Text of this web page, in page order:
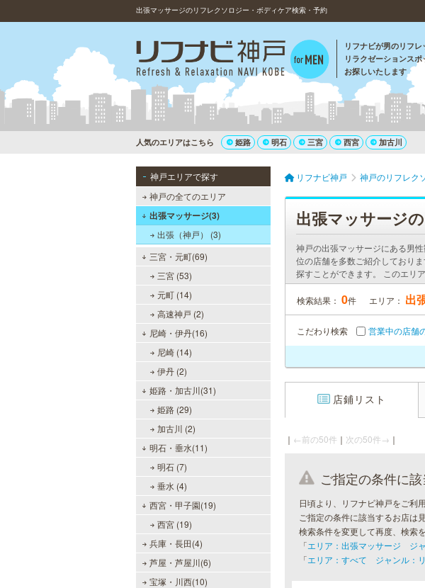
出張マッサージのリフレクソロジー・ボディケア検索・予約
リフナビが男のリフレ
リラクゼーションスポ
お探しいたします
人気のエリアはこちら 姫路 明石 三宮 西宮 加古川
神戸エリアで探す
神戸の全てのエリア
出張マッサージ(3)
出張（神戸） (3)
三宮・元町(69)
三宮 (53)
元町 (14)
高速神戸 (2)
尼崎・伊丹(16)
尼崎 (14)
伊丹 (2)
姫路・加古川(31)
姫路 (29)
加古川 (2)
明石・垂水(11)
明石 (7)
垂水 (4)
西宮・甲子園(19)
西宮 (19)
兵庫・長田(4)
芦屋・芦屋川(6)
宝塚・川西(10)
リフナビ神戸 神戸のリフレク
出張マッサージ
神戸の出張マッサージにある男
位の店舗を多数ご紹介しており
探すことができます。 このエリ
検索結果： 0件 エリア： 出
こだわり検索 営業中の店舗
店鋪リスト
｜ ←前の50件 ｜ 次の50件→ ｜
ご指定の条件に
日頃より、リフナビ神戸をご利
ご指定の条件に該当するお店は
検索条件を変更して再度、検索
「エリア：出張マッサージ ジ
「エリア：すべて ジャンル：